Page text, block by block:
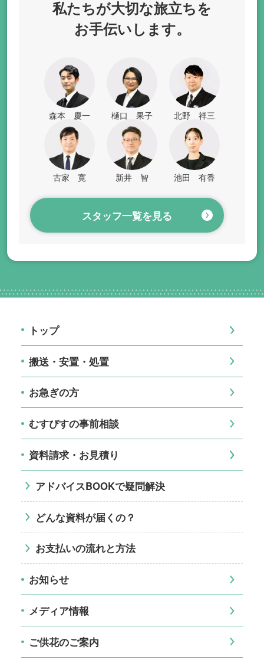
私たちが大切な旅立ちを
お手伝いします。
森本 慶一 樋口 果子 北野 祥三
古家 寛 新井 智 池田 有香
スタッフ一覧を見る
トップ
搬送・安置・処置
お急ぎの方
むすびすの事前相談
資料請求・お見積り
アドバイスBOOKで疑問解決
どんな資料が届くの？
お支払いの流れと方法
お知らせ
メディア情報
ご供花のご案内